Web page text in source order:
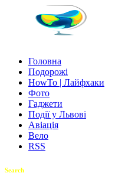
Головна
Подорожі
HowTo | Лайфхаки
Фото
Гаджети
Події у Львові
Авіація
Вело
RSS
Search